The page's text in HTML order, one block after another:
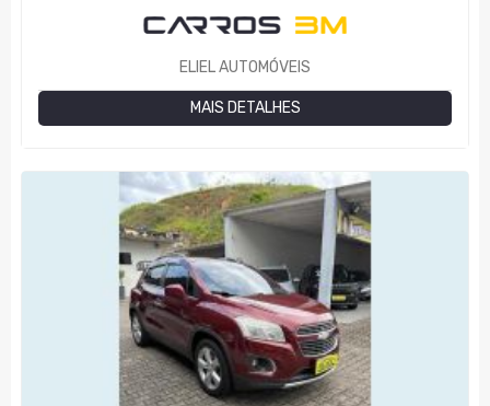
ELIEL AUTOMÓVEIS
MAIS DETALHES